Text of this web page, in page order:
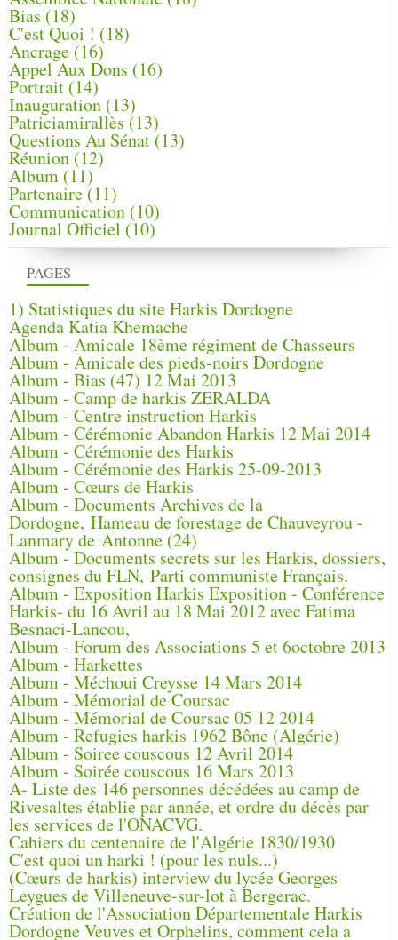
PAGES
1) Statistiques du site Harkis Dordogne
Agenda Katia Khemache
Album - Amicale 18ème régiment de Chasseurs
Album - Amicale des pieds-noirs Dordogne
Album - Bias (47) 12 Mai 2013
Album - Camp de harkis ZERALDA
Album - Centre instruction Harkis
Album - Cérémonie Abandon Harkis 12 Mai 2014
Album - Cérémonie des Harkis
Album - Cérémonie des Harkis 25-09-2013
Album - Cœurs de Harkis
Album - Documents Archives de la
Dordogne, Hameau de forestage de Chauveyrou -
Lanmary de Antonne (24)
Album - Documents secrets sur les Harkis, dossiers,
consignes du FLN, Parti communiste Français.
Album - Exposition Harkis Exposition - Conférence
Harkis- du 16 Avril au 18 Mai 2012 avec Fatima
Besnaci-Lancou,
Album - Forum des Associations 5 et 6octobre 2013
Album - Harkettes
Album - Méchoui Creysse 14 Mars 2014
Album - Mémorial de Coursac
Album - Mémorial de Coursac 05 12 2014
Album - Refugies harkis 1962 Bône (Algérie)
Album - Soiree couscous 12 Avril 2014
Album - Soirée couscous 16 Mars 2013
A- Liste des 146 personnes décédées au camp de
Rivesaltes établie par année, et ordre du décès par
les services de l'ONACVG.
Cahiers du centenaire de l'Algérie 1830/1930
C'est quoi un harki ! (pour les nuls...)
(Cœurs de harkis) interview du lycée Georges
Leygues de Villeneuve-sur-lot à Bergerac.
Création de l'Association Départementale Harkis
Dordogne Veuves et Orphelins, comment cela a
Bias (18)
C'est Quoi ! (18)
Ancrage (16)
Appel Aux Dons (16)
Portrait (14)
Inauguration (13)
Patriciamirallès (13)
Questions Au Sénat(13)
Réunion (12)
Album (11)
Partenaire(11)
Communication (10)
Journal Officiel (10)